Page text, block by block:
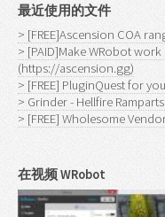
最近使用的文件
> [FREE]Ascension COA
> [PAID]Make WRobot
(https://ascension.gg)
> [FREE] PluginQuest for
> Grinder - Hellfire
> [FREE] Wholesome
在视频 WRobot